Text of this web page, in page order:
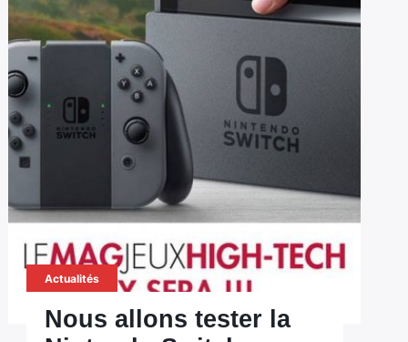
Actualités
Nous allons tester la